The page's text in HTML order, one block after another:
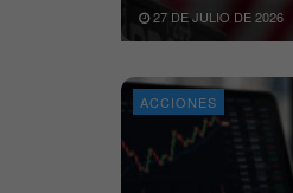
27 DE JULIO DE 2026
ACCIONES